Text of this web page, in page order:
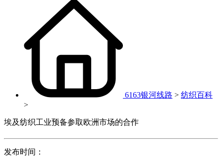
6163银河线路 > 纺织百科
>
埃及纺织工业预备参取欧洲市场的合作
发布时间：